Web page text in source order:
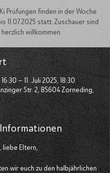
Prüfungen finden in der Woche
11.07.2025 statt. Zuschauer sind
herzlich willkommen.
– 11. Juli 2025, 18:30
Str. 2, 85604 Zorneding,
liebe Eltern,
wir euch zu den halbjährlichen